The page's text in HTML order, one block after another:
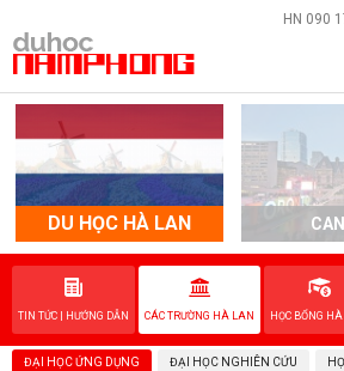
HN 090
DU HỌC HÀ LAN
TIN TỨC | HƯỚNG DẪN CÁC TRƯỜNG HÀ LAN HỌC BỔNG
ĐẠI HỌC ỨNG DỤNG ĐẠI HỌC NGHIÊN CỨU
TRANG CHỦ